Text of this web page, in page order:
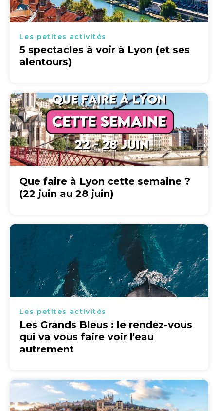
Les petites activités
5 spectacles à voir à Lyon (et ses
alentours)
Que faire à Lyon cette semaine ?
(22 juin au 28 juin)
Les petites activités
Les Grands Bleus : le rendez-vous
qui va vous faire voir l'eau
autrement